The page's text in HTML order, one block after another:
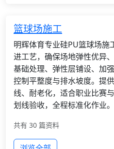
篮球场施工
明辉体育专业硅PU篮球场施
进工艺，确保场地弹性优异
基础处理、弹性层铺设、加
控制平整度与排水坡度。提
线、耐老化，适合职业比赛
划线验收，全程标准化作业。
共有 30 篇资料